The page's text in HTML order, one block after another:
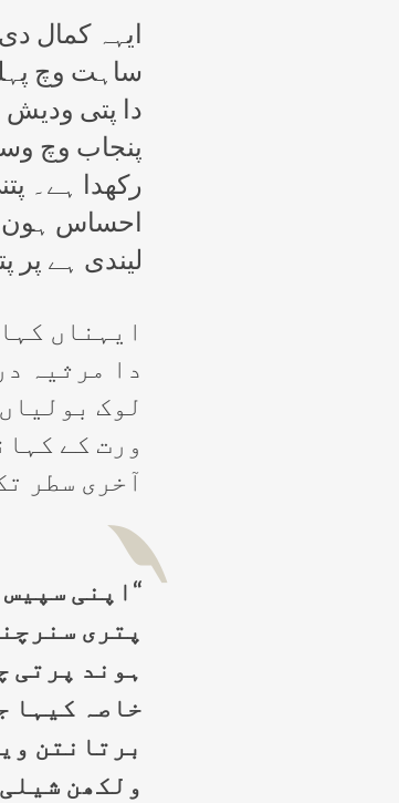
ایہہ کمال
ساہت وچ
دا پتی ودیش
پنجاب وچ
رکھدا ہے۔
احساس ہون
لیندی ہے پر
ایہناں
دا مرثیہ
لوک
ورت کے
آخری سطر
“اپنی
پتری
ہوند پرتی
خاصہ کیہا
برتانتن
ولکھن